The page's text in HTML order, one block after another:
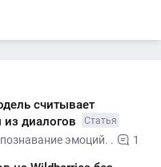
считывает
диалогов
Статья
эмоций. . 1